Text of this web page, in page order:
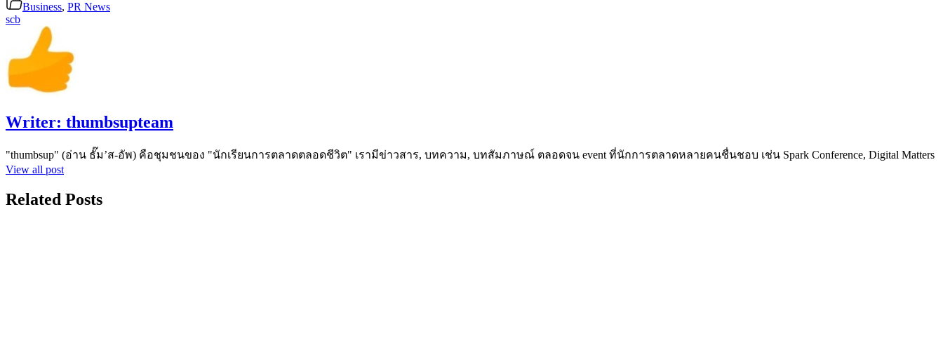
Business, PR News
scb
Writer: thumbsupteam
"thumbsup" (อ่าน ธั๊ม’ส-อัพ) คือชุมชนของ "นักเรียนการตลาดตลอดชีวิต" เรามีข่าวสาร, บทความ, บทสัมภาษณ์ ตลอดจน event ที่นักการตลาดหลายคนชื่นชอบ เช่น Spark Conference, Digital Matters
View all post
Related Posts